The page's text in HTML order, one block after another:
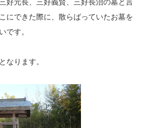
にできた際に、散らばっていたお墓を
です。
なります。